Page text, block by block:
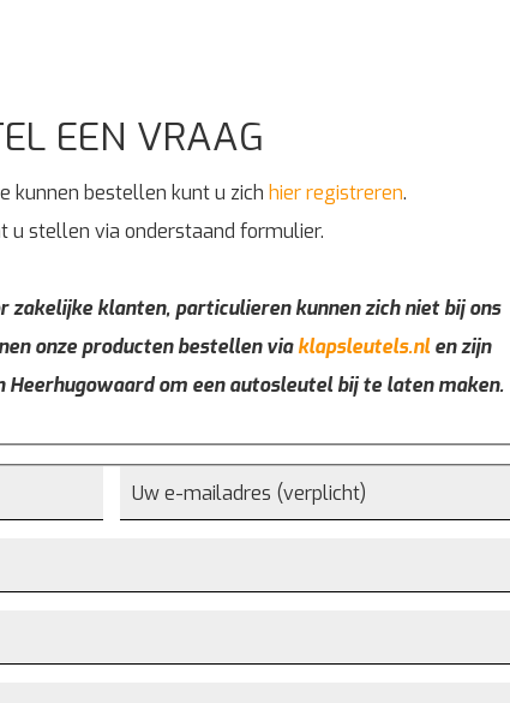
EEN VRAAG
kunnen bestellen kunt u zich hier registreren.
u stellen via onderstaand formulier.
zakelijke klanten, particulieren kunnen zich niet bij ons
onze producten bestellen viaklapsleutels.nlen zijn
om een autosleutel bij te laten maken.